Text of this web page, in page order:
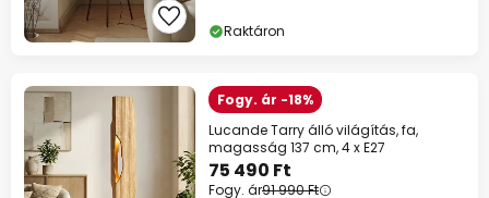
Raktáron
Fogy. ár -18%
Lucande Tarry álló világítás, fa,
magasság 137 cm, 4 x E27
75 490 Ft
Fogy. ár91 990 Ft